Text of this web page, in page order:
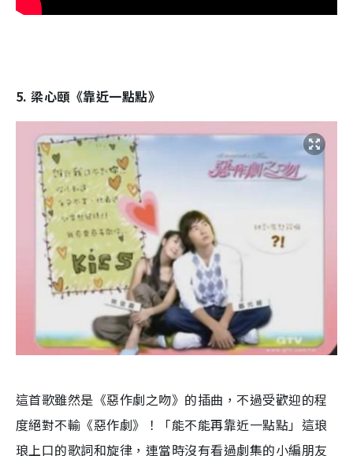
5. 梁心頤《靠近一點點》
這首歌雖然是《惡作劇之吻》的插曲，不過受歡迎的程
度絕對不輸《惡作劇》！「能不能再靠近一點點」這琅
琅上口的歌詞和旋律，連當時沒有看過劇集的小編朋友